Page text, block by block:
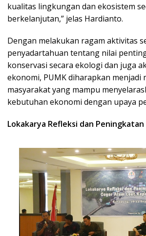
kualitas lingkungan dan ekosistem
berkelanjutan,” jelas Hardianto.
Dengan melakukan ragam aktivitas
penyadartahuan tentang nilai
konservasi secara ekologi dan juga
ekonomi, PUMK diharapkan menjadi
masyarakat yang mampu
kebutuhan ekonomi dengan upaya
Lokakarya Refleksi dan Peningkatan